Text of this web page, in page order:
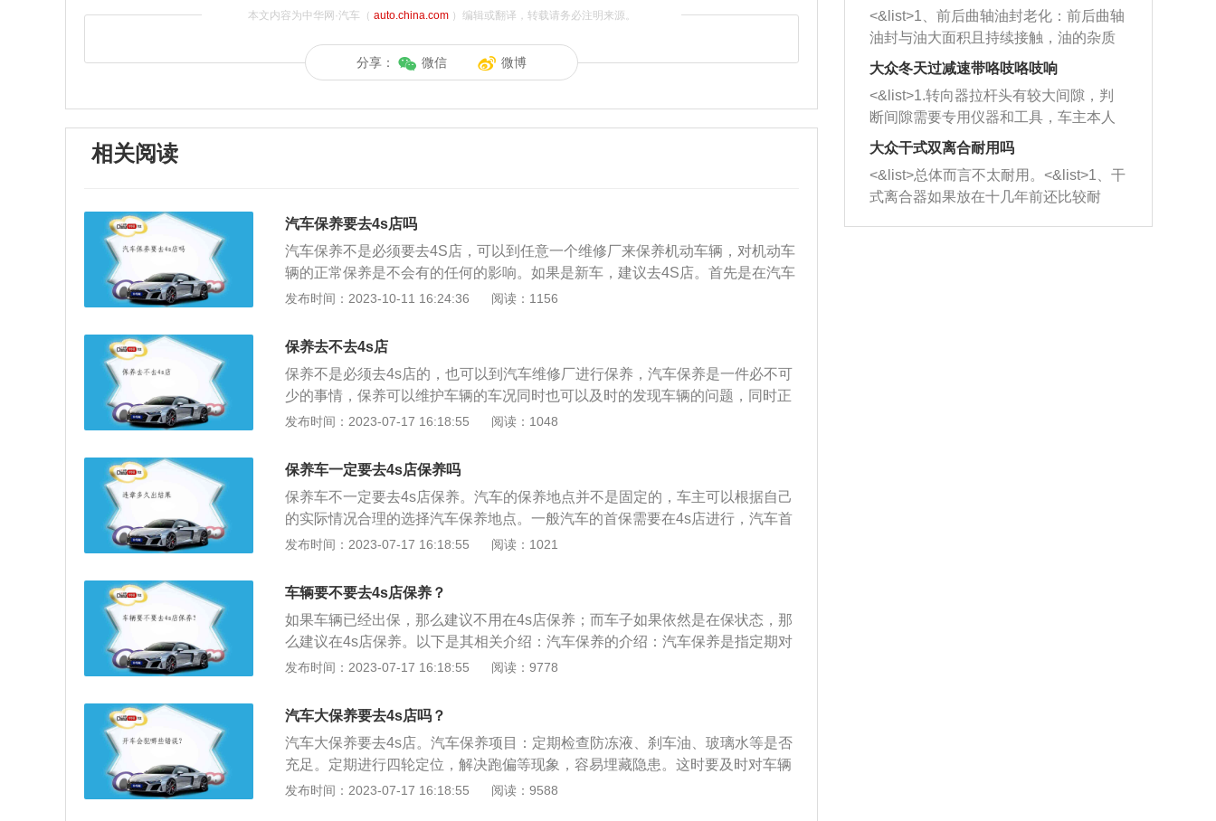
本文内容为中华网·汽车（ auto.china.com）编辑或翻译，转载请务必注明来源。
分享： 微信 微博
相关阅读
汽车保养要去4s店吗
汽车保养不是必须要去4S店，可以到任意一个维修厂来保养机动车辆，对机动车
辆的正常保养是不会有的任何的影响。如果是新车，建议去4S店。首先是在汽车
保养的整体性上4S店基本上能够完成所有的保养项目，节省了车主的时间，其次
况。在进行汽车保养检查的时候，可以根据自己的需求进行检查，需要注意的
是，发动机运行过程中会释放出一氧化碳，为了避免在进行保养的过程中吸入一
氧化碳，需要找一个通风的地方。如果不是新车，可以选择值得信赖的厂家随意
修理。只要修复技术过关，还是可以相信的。
发布时间：2023-10-11 16:24:36 阅读：1156
保养去不去4s店
保养不是必须去4s店的，也可以到汽车维修厂进行保养，汽车保养是一件必不可
少的事情，保养可以维护车辆的车况同时也可以及时的发现车辆的问题，同时正
常保养维护车辆，除了能延长它的使用寿命,还能够降低养车的成本。去4s店的保
都是按照厂家要求走的，同时4s店里的维修技师都接受过严格的厂家培训，无论
是产品知识、维修技能都是最熟悉和了解的，专业性方面也不是综合品牌的维修
站维修工所可以比的，加上精通本品牌车辆的里里外外，能给出正确的养护建
议，售后处理的很好。不去4S店保养的好处就是省钱，对于简单的保养而言，做
的项目都一样，但4S店收取的费用会比较高，所以不去4S店保养相对来说能省出
从而造成汽车故障的情况，并且也不会在4S店产生维修保养的记录。因此，在维
修厂保养一定要保留维修厂的材料清单、维修项目单、质量检查单、竣工出厂合
格副本、进货证明材料等，以免影响后续在4S店的质保维修。很多人担心不去4S
修管理规定》颁布后，车主就可以自由选择汽车的维修点进行维修，并且厂家和
店保养也是可以享受三保的。
发布时间：2023-07-17 16:18:55 阅读：1048
保养车一定要去4s店保养吗
保养车不一定要去4s店保养。汽车的保养地点并不是固定的，车主可以根据自己
的实际情况合理的选择汽车保养地点。一般汽车的首保需要在4s店进行，汽车首
保很多情况下都是免费的，因此会有很多的车主选择4s店做首保，如果车辆过了
保养汽车价格比较贵，有些人因为这个原因并不会选择去4s店保养，而是选择去
修理厂或者自己动手。不需要特别迷恋和相信原厂件。这里注意下，选择修理厂
的话，一定要去靠谱的自己能信得过的修理厂。要是自己动手的话，多花点钱买
好一点的机油。当在2万公里、4万公里这种需要大保养的时候，还是建议去4S
店。这种大保养需要对你的车进行一次全面的检查，很多检查在修理厂是没办法
些人自己就能够拆卸。所以大多数故障一般的修理店都能够维修，消费者大可不
必有4s店更专业之类的想法，可能车主更多的是担心路边店的配件质量和真假问
题，如果是这样，那么车主可以自己在网上或者汽配城购买所需主要用品，比如
势：1、规模大：一般来说4s店的售后服务制度比较完整，因此车主在对汽车进
发布时间：2023-07-17 16:18:55 阅读：1021
车辆要不要去4s店保养？
如果车辆已经出保，那么建议不用在4s店保养；而车子如果依然是在保状态，那
么建议在4s店保养。以下是其相关介绍：汽车保养的介绍：汽车保养是指定期对
汽车相关部分进行检查、清洁、补给、润滑、调整或更换某些零件的预防性工
擎）、变速箱系统、空调系统、冷却系统、燃油系统、动力转向系统等的保养范
发布时间：2023-07-17 16:18:55 阅读：9778
汽车大保养要去4s店吗？
汽车大保养要去4s店。汽车保养项目：定期检查防冻液、刹车油、玻璃水等是否
充足。定期进行四轮定位，解决跑偏等现象，容易埋藏隐患。这时要及时对车辆
进行四轮定位，并且快速解决汽车跑偏问题。定期检测刹车片和汽车刹车片离合
发布时间：2023-07-17 16:18:55 阅读：9588
西取出来。但如果是因为积碳过多引起
的堵塞，就需要将三元催化器泡在草酸
洗剂对堵塞的情况得到解决，将清洗剂
放在燃油箱中，与燃油混合后，车辆启
动时，就可以和汽油一起进入到燃烧
室，最后形成废气排出，就可以让三元
催化器得到清洗，排气管堵塞的情况就
能够得到解决。
一圈半的练习，往右同样也要打相同的
圈数。 <&list>3、最后强调要反复练
习，这样就可以形成肌肉记忆，在真实
驾驶车辆时，不需要记忆也能打好方
向。
<&list>1、前后曲轴油封老化：前后曲轴
油封与油大面积且持续接触，油的杂质
和发动机内持续温度变化使其密封效果
逐渐减弱，导致渗油或漏油。<&list>2、
活塞间隙过大：积碳会使活塞环与缸体
的间隙扩大，导致机油流入燃烧室中，
造成烧机油。<&list>3、机油粘度。使用
机油粘度过小的话，同样会有烧机油现
象，机油粘度过小具有很好的流动性，
大众冬天过减速带咯吱咯吱响
<&list>1.转向器拉杆头有较大间隙，判
断间隙需要专用仪器和工具，车主本人
无法制作，需要将车辆送到修理厂或4s
店；<&list>2.车辆半轴套管防尘罩破
裂，破裂后会出现漏油现象，使半轴磨
损严重，磨损的半轴容易损坏，产生异
响；<&list>3.稳定器的转向胶套和球头
大众干式双离合耐用吗
<&list>总体而言不太耐用。<&list>1、干
式离合器如果放在十几年前还比较耐